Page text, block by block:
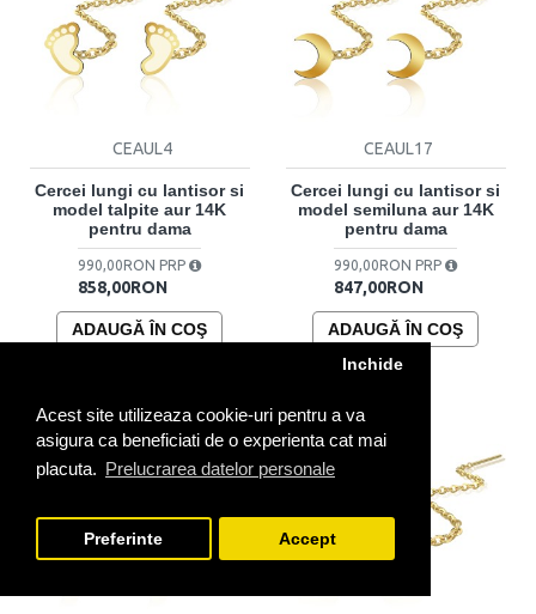
Acest site utilizeaza cookie-uri pentru a va
asigura ca beneficiati de o experienta cat mai
placuta. Prelucrarea datelor personale
Inchide
Preferinte Accept
CEAUL4
Cercei lungi cu lantisor si
model talpite aur 14K
pentru dama
858,00RON
990,00RON PRP
ADAUGĂ ÎN COŞ
CEAUL17
Cercei lungi cu lantisor si
model semiluna aur 14K
pentru dama
847,00RON
990,00RON PRP
ADAUGĂ ÎN COŞ